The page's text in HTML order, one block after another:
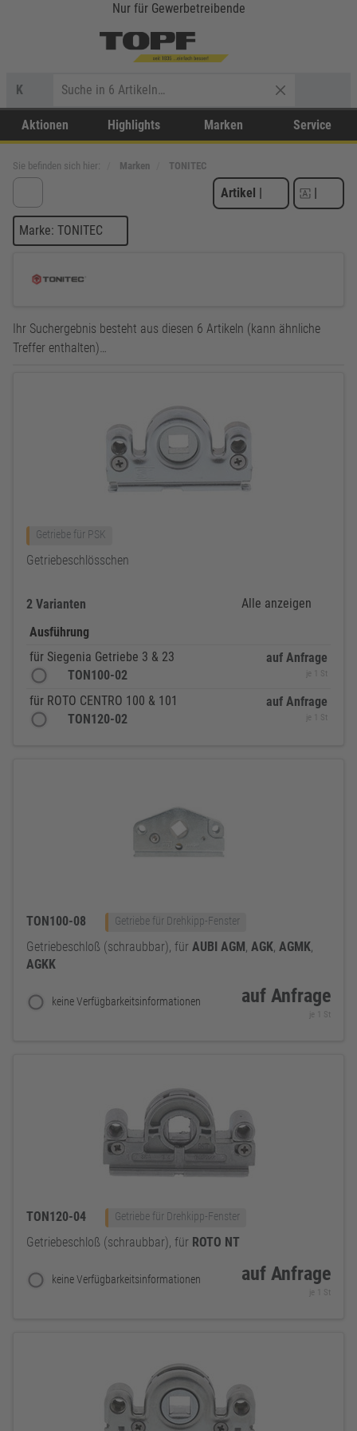
Nur für Gewerbetreibende
K
Aktionen Highlights Marken Service
Sie befinden sich hier: Marken TONITEC
Artikel | |
Marke: TONITEC
Ihr Suchergebnis besteht aus diesen 6 Artikeln (kann ähnliche
Treffer enthalten)…
Getriebe für PSK
Getriebeschlösschen
2 Varianten
Alle anzeigen
Ausführung
für Siegenia Getriebe 3 & 23
TON100-02
auf Anfrage
je 1 St
für ROTO CENTRO 100 & 101
TON120-02
auf Anfrage
je 1 St
TON100-08 Getriebe für Drehkipp-Fenster
Getriebeschloß (schraubbar), für AUBI AGM, AGK, AGMK,
AGKK
keine Verfügbarkeitsinformationen auf Anfrage
je 1 St
TON120-04 Getriebe für Drehkipp-Fenster
Getriebeschloß (schraubbar), für ROTO NT
keine Verfügbarkeitsinformationen auf Anfrage
je 1 St